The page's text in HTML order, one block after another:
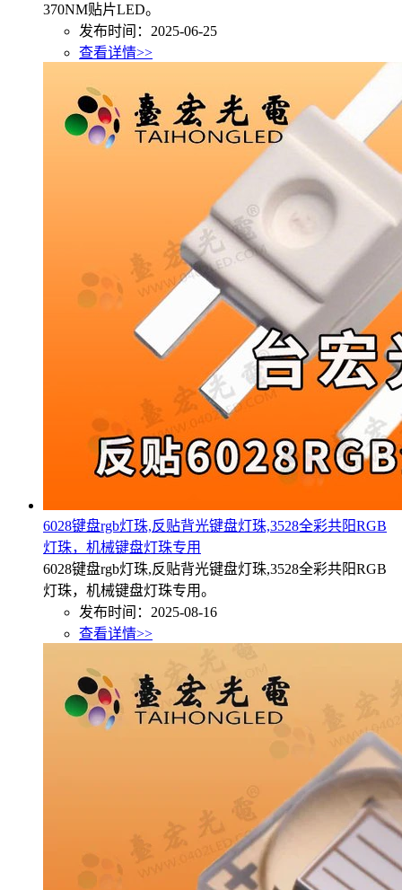
370NM贴片LED。
发布时间：2025-06-25
查看详情>>
6028键盘rgb灯珠,反贴背光键盘灯珠,3528全彩共阳RGB
灯珠，机械键盘灯珠专用
6028键盘rgb灯珠,反贴背光键盘灯珠,3528全彩共阳RGB
灯珠，机械键盘灯珠专用。
发布时间：2025-08-16
查看详情>>